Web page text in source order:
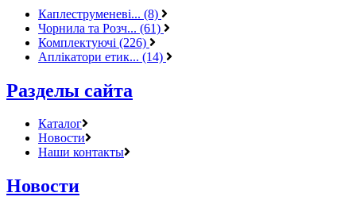
Каплеструменеві... (8)
Чорнила та Розч... (61)
Комплектуючі (226)
Аплікатори етик... (14)
Разделы сайта
Каталог
Новости
Наши контакты
Новости